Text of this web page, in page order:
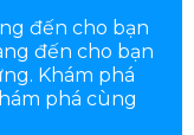
đến cho bạn
đến cho bạn
Khám phá
phá cùng